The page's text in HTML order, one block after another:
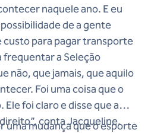
naquele ano. E eu
de a gente
custo para pagar transporte
frequentar a Seleção
não, que jamais, que aquilo
Foi uma coisa que o
foi claro e disse que a
conta Jacqueline.
uma mudança que o esporte